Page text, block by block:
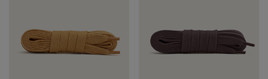
LACETS DE SPORT